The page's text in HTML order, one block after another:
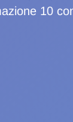
10